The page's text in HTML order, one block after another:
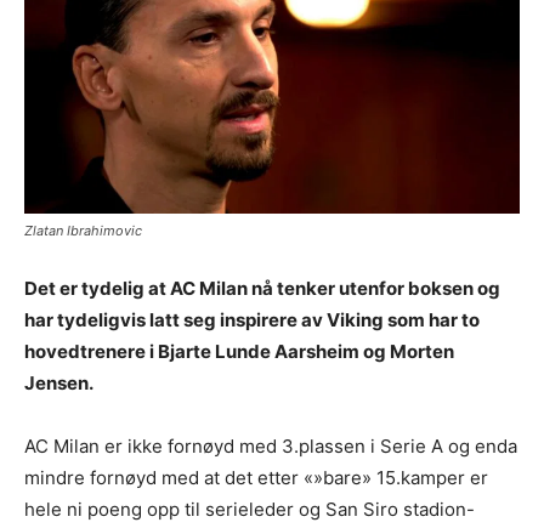
Zlatan Ibrahimovic
Det er tydelig at AC Milan nå tenker utenfor boksen og
har tydeligvis latt seg inspirere av Viking som har to
hovedtrenere i Bjarte Lunde Aarsheim og Morten
Jensen.
AC Milan er ikke fornøyd med 3.plassen i Serie A og enda
mindre fornøyd med at det etter «»bare» 15.kamper er
hele ni poeng opp til serieleder og San Siro stadion-